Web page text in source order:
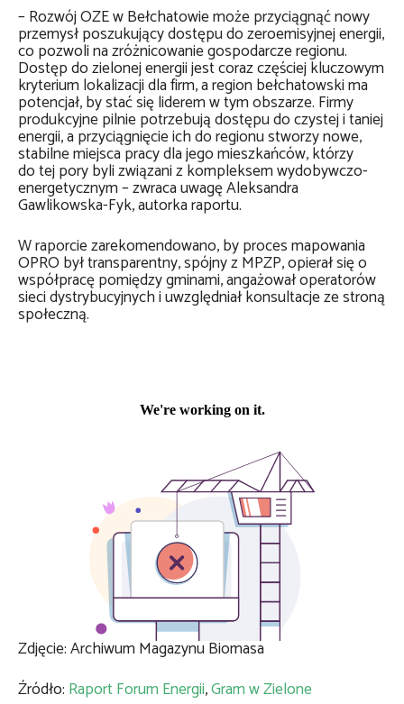
– Rozwój OZE w Bełchatowie może przyciągnąć nowy
przemysł poszukujący dostępu do zeroemisyjnej energii,
co pozwoli na zróżnicowanie gospodarcze regionu.
Dostęp do zielonej energii jest coraz częściej kluczowym
kryterium lokalizacji dla firm, a region bełchatowski ma
potencjał, by stać się liderem w tym obszarze. Firmy
produkcyjne pilnie potrzebują dostępu do czystej i taniej
energii, a przyciągnięcie ich do regionu stworzy nowe,
stabilne miejsca pracy dla jego mieszkańców, którzy
do tej pory byli związani z kompleksem wydobywczo-
energetycznym – zwraca uwagę Aleksandra
Gawlikowska-Fyk, autorka raportu.
W raporcie zarekomendowano, by proces mapowania
OPRO był transparentny, spójny z MPZP, opierał się o
współpracę pomiędzy gminami, angażował operatorów
sieci dystrybucyjnych i uwzględniał konsultacje ze stroną
społeczną.
Zdjęcie: Archiwum Magazynu Biomasa
Źródło: Raport Forum Energii,Gram w Zielone